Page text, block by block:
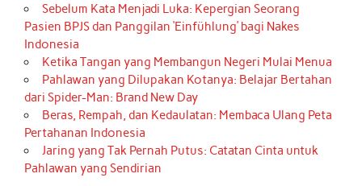
Sebelum Kata Menjadi Luka: Kepergian Seorang
Pasien BPJS dan Panggilan ‘Einfühlung’ bagi Nakes
Indonesia
Ketika Tangan yang Membangun Negeri Mulai Menua
Pahlawan yang Dilupakan Kotanya: Belajar Bertahan
dari Spider-Man: Brand New Day
Beras, Rempah, dan Kedaulatan: Membaca Ulang Peta
Pertahanan Indonesia
Jaring yang Tak Pernah Putus: Catatan Cinta untuk
Pahlawan yang Sendirian